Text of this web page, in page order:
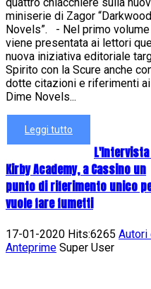
miniserie di Zagor “Darkwood
Novels”. - Nel primo volume
viene presentata ai lettori
nuova iniziativa editoriale
Spirito con la Scure anche
dotte citazioni e riferimenti ai
Dime Novels...
Leggi tutto
Kirby Academy, a Cassino un
punto di riferimento unico
vuole fare fumetti
17-01-2020 Hits:6265 Autori
Anteprime Super User